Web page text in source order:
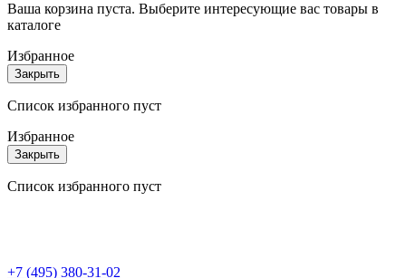
Ваша корзина пуста. Выберите интересующие вас товары в
каталоге
Избранное
Закрыть
Список избранного пуст
Избранное
Закрыть
Список избранного пуст
+7 (495) 380-31-02